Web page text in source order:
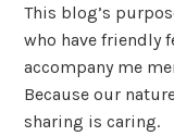
This blog’s
who have friendly
accompany me
Because our
sharing is caring.